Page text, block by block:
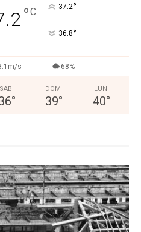
°C 37.2°
36.8°
s 68%
SAB
°
DOM
39°
LUN
40°